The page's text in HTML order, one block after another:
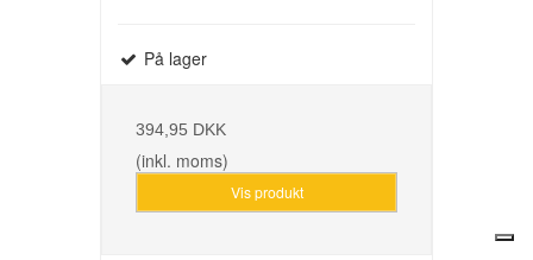
På lager
394,95 DKK
(inkl. moms)
Vis produkt